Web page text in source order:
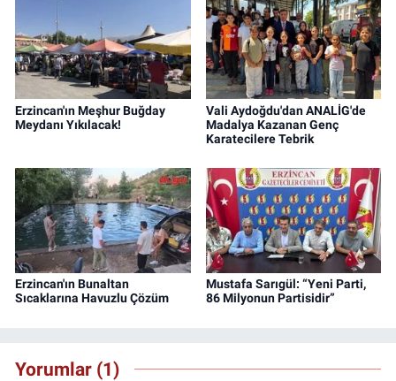
Erzincan'ın Meşhur Buğday
Meydanı Yıkılacak!
Vali Aydoğdu'dan ANALİG'de
Madalya Kazanan Genç
Karatecilere Tebrik
Erzincan'ın Bunaltan
Sıcaklarına Havuzlu Çözüm
Mustafa Sarıgül: “Yeni Parti,
86 Milyonun Partisidir”
Yorumlar (1)